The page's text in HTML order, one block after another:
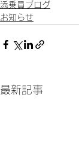
添乗員ブログ
お知らせ
最新記事